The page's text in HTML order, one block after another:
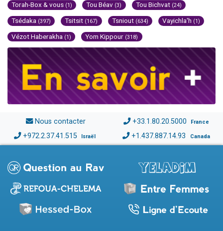
Torah-Box & vous (1) Tou Béav (3) Tou Bichvat (24)
Tsédaka (397) Tsitsit (167) Tsniout (634) Vayichla'h (1)
Vézot Haberakha (1) Yom Kippour (318)
Nous contacter +33.1.80.20.5000 France
+972.2.37.41.515 Israël +1.437.887.14.93 Canada